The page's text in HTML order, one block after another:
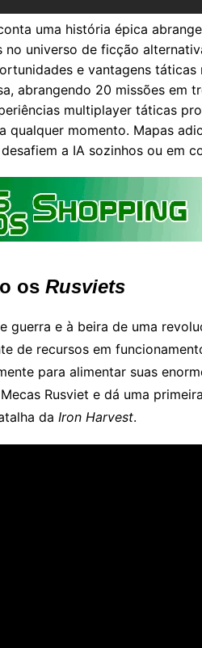
uma história épica
no universo de ficção
e vantagens táticas
abrangendo 20 missões em
multiplayer táticas
qualquer momento. Mapas
a IA sozinhos ou em
os Rusviets
guerra e à beira de uma
de recursos em
para alimentar suas
Rusviet e dá uma
da Iron Harvest.